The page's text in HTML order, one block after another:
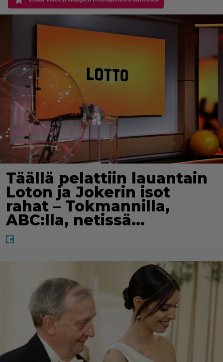
Täällä pelattiin lauantain
Loton ja Jokerin isot
rahat – Tokmannilla,
ABC:lla, netissä…